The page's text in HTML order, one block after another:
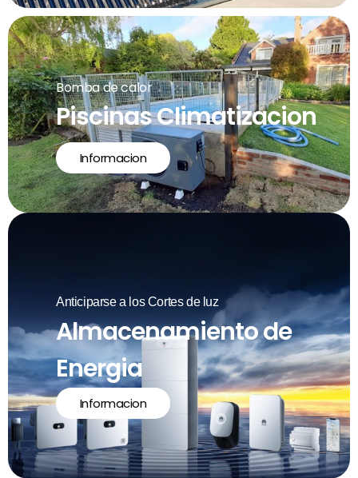
Bomba de calor
Piscinas Climatizacion
Informacion
Anticiparse a los Cortes de luz
Almacenamiento de
Energia
Informacion